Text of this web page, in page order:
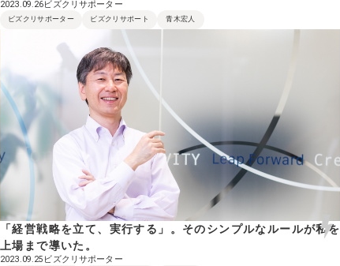
2023.09.26ビズクリサポーター
ビズクリサポーター ビズクリサポート 青木宏人
「経営戦略を立て、実行する」。そのシンプルなルールが私を
上場まで導いた。
2023.09.25 ビズクリサポーター